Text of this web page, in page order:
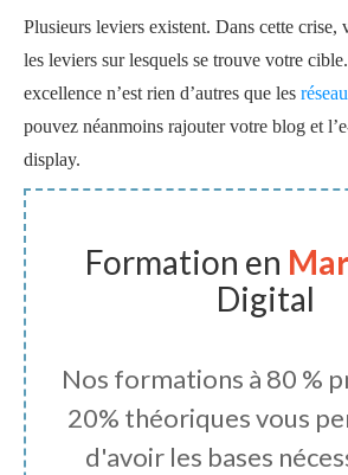
Plusieurs leviers existent. Dans cette
les leviers sur lesquels se trouve votre
excellence n’est rien d’autres que les
pouvez néanmoins rajouter votre blog et
display.
Formation en
Digital
Nos formations à 80 %
20% théoriques vous
d'avoir les bases